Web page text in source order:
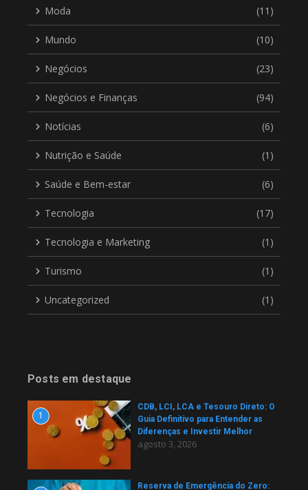
Moda (11)
Mundo (10)
Negócios (23)
Negócios e Finanças (94)
Notícias (6)
Nutrição e Saúde (1)
Saúde e Bem-estar (6)
Tecnologia (17)
Tecnologia e Marketing (1)
Turismo (1)
Uncategorized (1)
Posts em destaque
1
CDB, LCI, LCA e Tesouro Direto: O
Guia Definitivo para Entender as
Diferenças e Investir Melhor
agosto 3, 2026
Reserva de Emergência do Zero: